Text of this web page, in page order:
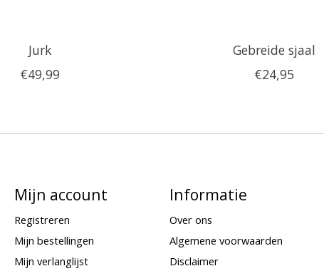
Jurk
€49,99
Gebreide sjaal
€24,95
Mijn account
Registreren
Mijn bestellingen
Mijn verlanglijst
Informatie
Over ons
Algemene voorwaarden
Disclaimer